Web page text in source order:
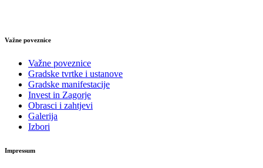
Važne poveznice
Važne poveznice
Gradske tvrtke i ustanove
Gradske manifestacije
Invest in Zagorje
Obrasci i zahtjevi
Galerija
Izbori
Impressum